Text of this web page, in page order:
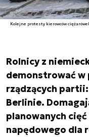
Kolejne protesty kierowców
Rolnicy z
demonstrować
rządzących partii:
Berlinie.
planowanych
napędowego dla